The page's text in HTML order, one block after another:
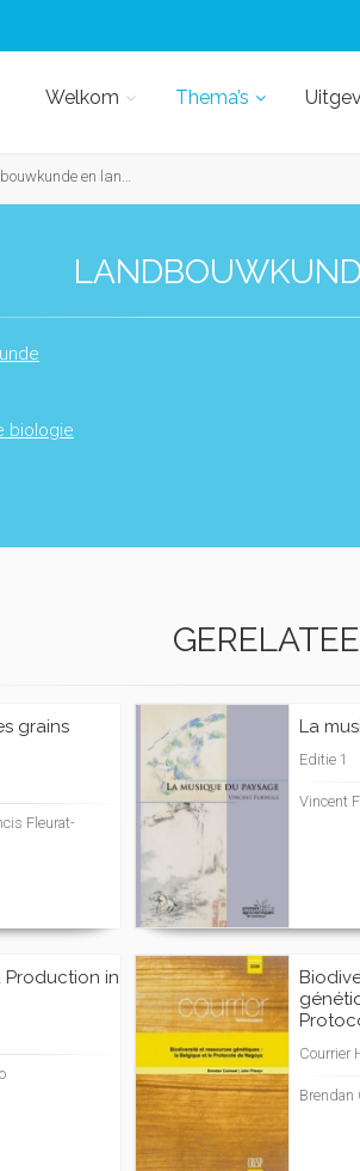
Welkom Thema’s
en landbouw
biologie
grains
Fleurat-
La
Editie 1
Vincent
Production in
Courrier
Brendan